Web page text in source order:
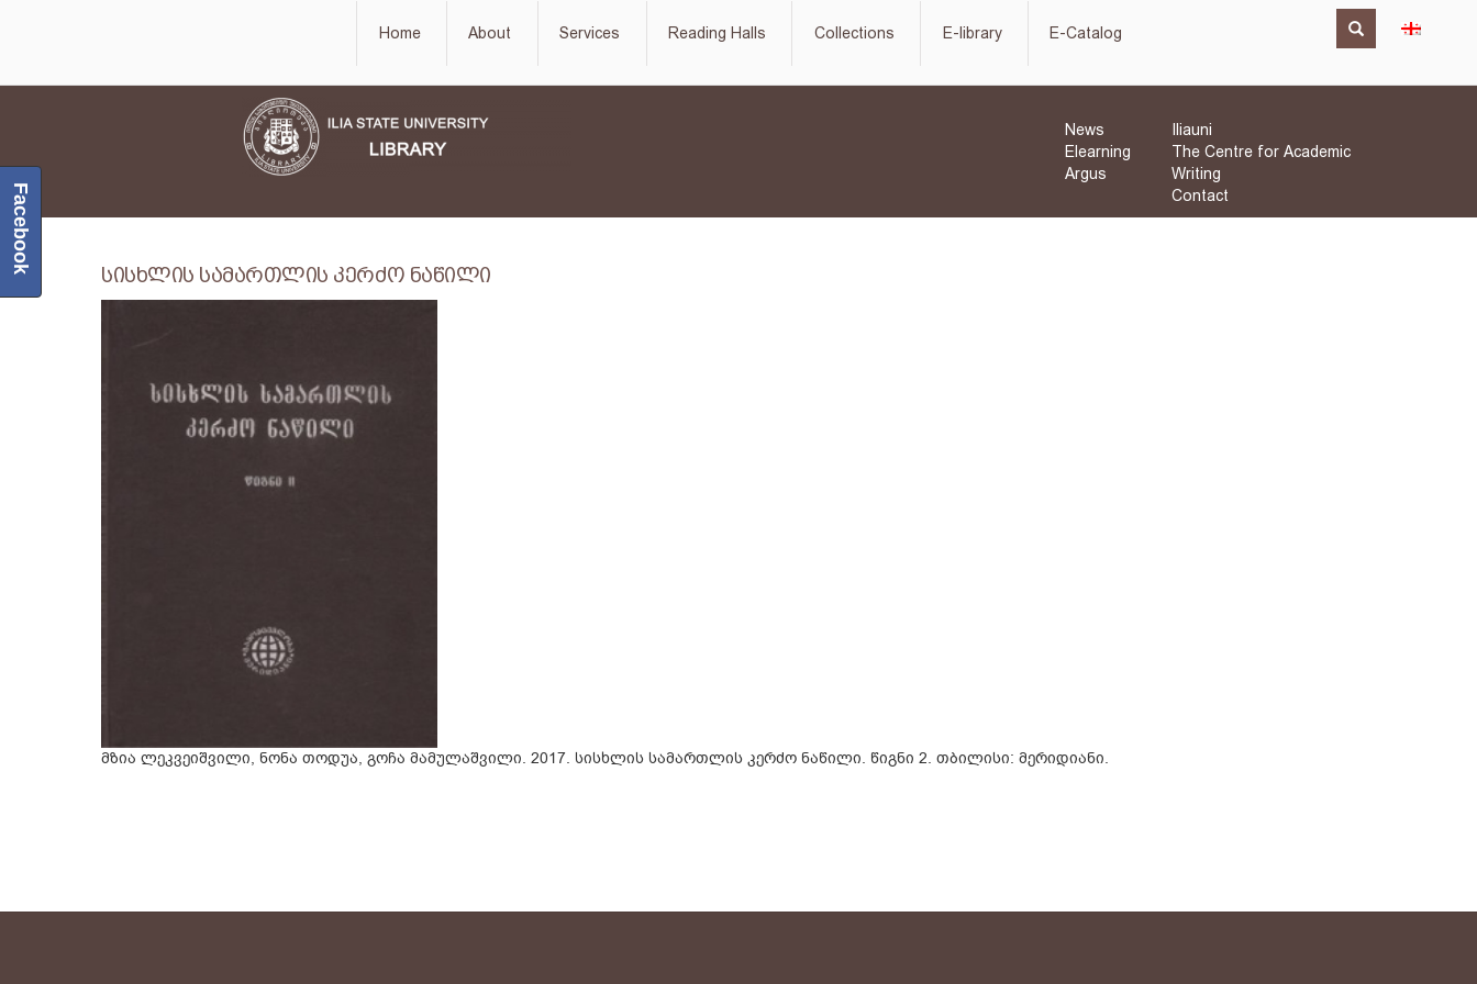
Home About Services Reading Halls Collections E-library E-Catalog
News
Elearning
Argus
Iliauni
The Centre for Academic
Writing
Contact
სისხლის სამართლის კერძო ნაწილი
მზია ლეკვეიშვილი, ნონა თოდუა, გოჩა მამულაშვილი. 2017. სისხლის სამართლის კერძო ნაწილი. წიგნი 2. თბილისი: მერიდიანი.
Facebook